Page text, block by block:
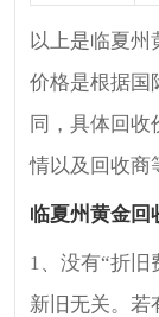
以上是临夏
价格是根据国
同，具体回收
情以及回收商
临夏州黄金回
1、没有“折旧
新旧无关。若